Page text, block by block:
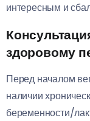
интересным и
здоровому
Перед началом
наличии
беременности/